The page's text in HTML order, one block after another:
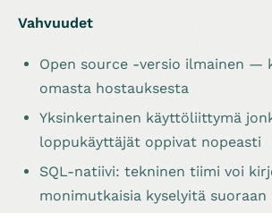
Vahvuudet
Open source -versio ilmainen —
omasta hostauksesta
Yksinkertainen käyttöliittymä
loppukäyttäjät oppivat nopeasti
SQL-natiivi: tekninen tiimi voi
monimutkaisia kyselyitä suoraan